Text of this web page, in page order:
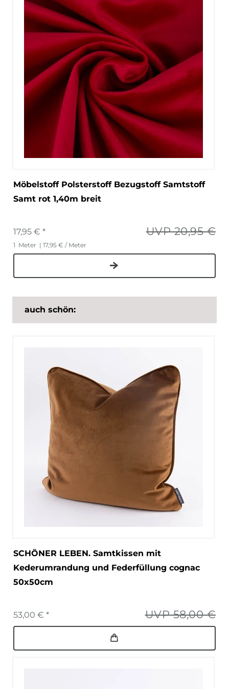
Möbelstoff Polsterstoff Bezugstoff Samtstoff
Samt rot 1,40m breit
UVP 20,95 €
17,95 € *
1 Meter | 17,95 € / Meter
auch schön:
SCHÖNER LEBEN. Samtkissen mit
Kederumrandung und Federfüllung cognac
50x50cm
UVP 58,00 €
53,00 € *